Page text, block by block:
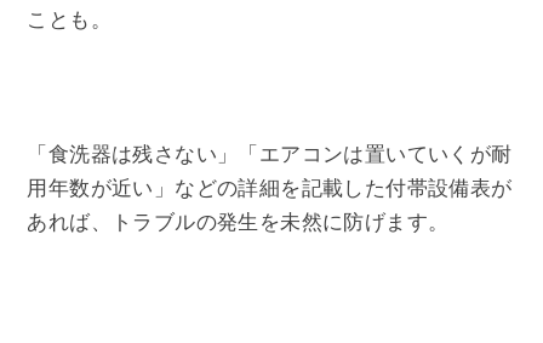
ことも。
「食洗器は残さない」「エアコンは置いていくが耐
用年数が近い」などの詳細を記載した付帯設備表が
あれば、トラブルの発生を未然に防げます。